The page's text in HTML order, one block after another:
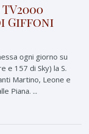
Giffoni
ogni giorno su
e 157 di Sky) la S.
Martino, Leone e
Piana. ...